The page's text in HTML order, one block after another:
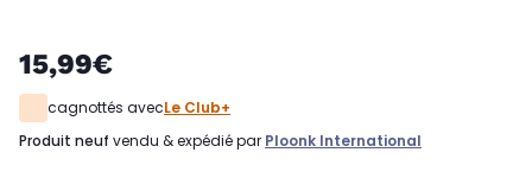
15,99€
cagnottés avecLe Club+
produit neuf vendu & expédié par Ploonk International